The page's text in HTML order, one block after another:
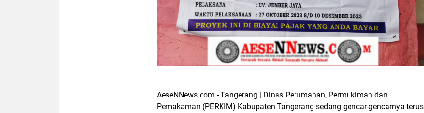
AeseNNews.com - Tangerang | Dinas Perumahan, Permukiman dan
Pemakaman (PERKIM) Kabupaten Tangerang sedang gencar-gencarnya terus